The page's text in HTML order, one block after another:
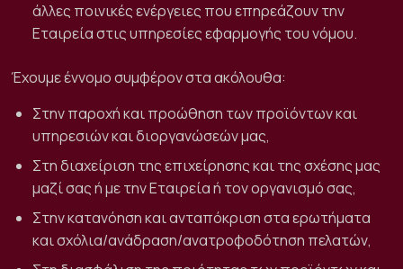
άλλες ποινικές ενέργειες που επηρεάζουν την
Εταιρεία στις υπηρεσίες εφαρμογής του νόμου.
Έχουμε έννομο συμφέρον στα ακόλουθα:
Στην παροχή και προώθηση των προϊόντων και
υπηρεσιών και διοργανώσεών μας,
Στη διαχείριση της επιχείρησης και της σχέσης μας
μαζί σας ή με την Εταιρεία ή τον οργανισμό σας,
Στην κατανόηση και ανταπόκριση στα ερωτήματα
και σχόλια/ανάδραση/ανατροφοδότηση πελατών,